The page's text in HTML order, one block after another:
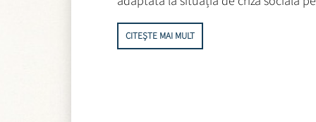
CITEȘTE MAI MULT